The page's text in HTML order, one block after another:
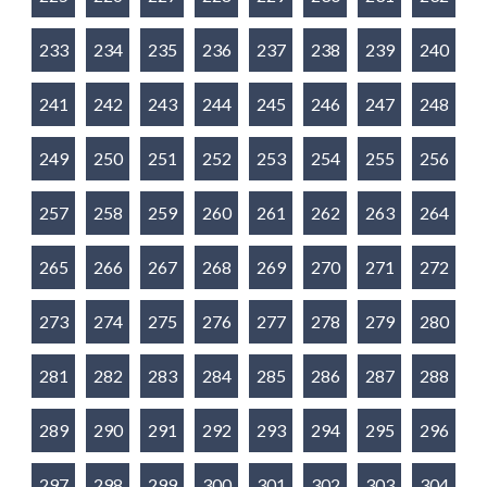
233 234 235 236 237 238 239 240
241 242 243 244 245 246 247 248
249 250 251 252 253 254 255 256
257 258 259 260 261 262 263 264
265 266 267 268 269 270 271 272
273 274 275 276 277 278 279 280
281 282 283 284 285 286 287 288
289 290 291 292 293 294 295 296